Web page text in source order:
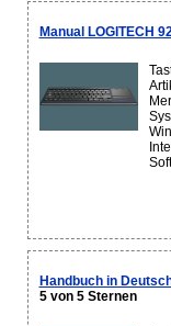
Manual LOGITECH
Handbuch in
5 von 5 Sternen